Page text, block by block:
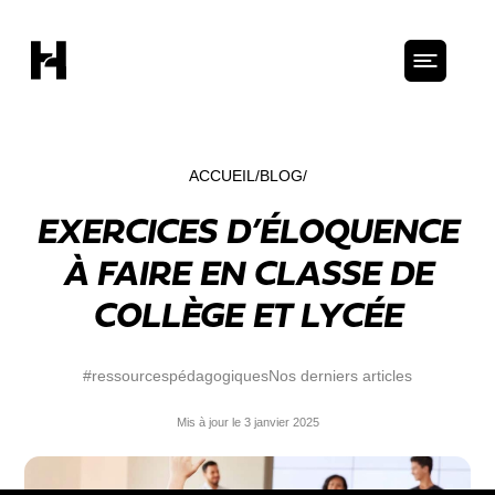
ACCUEIL BLOG
EXERCICES D’ÉLOQUENCE
À FAIRE EN CLASSE DE
COLLÈGE ET LYCÉE
#ressourcespédagogiquesNos derniers articles
Mis à jour le 3 janvier 2025